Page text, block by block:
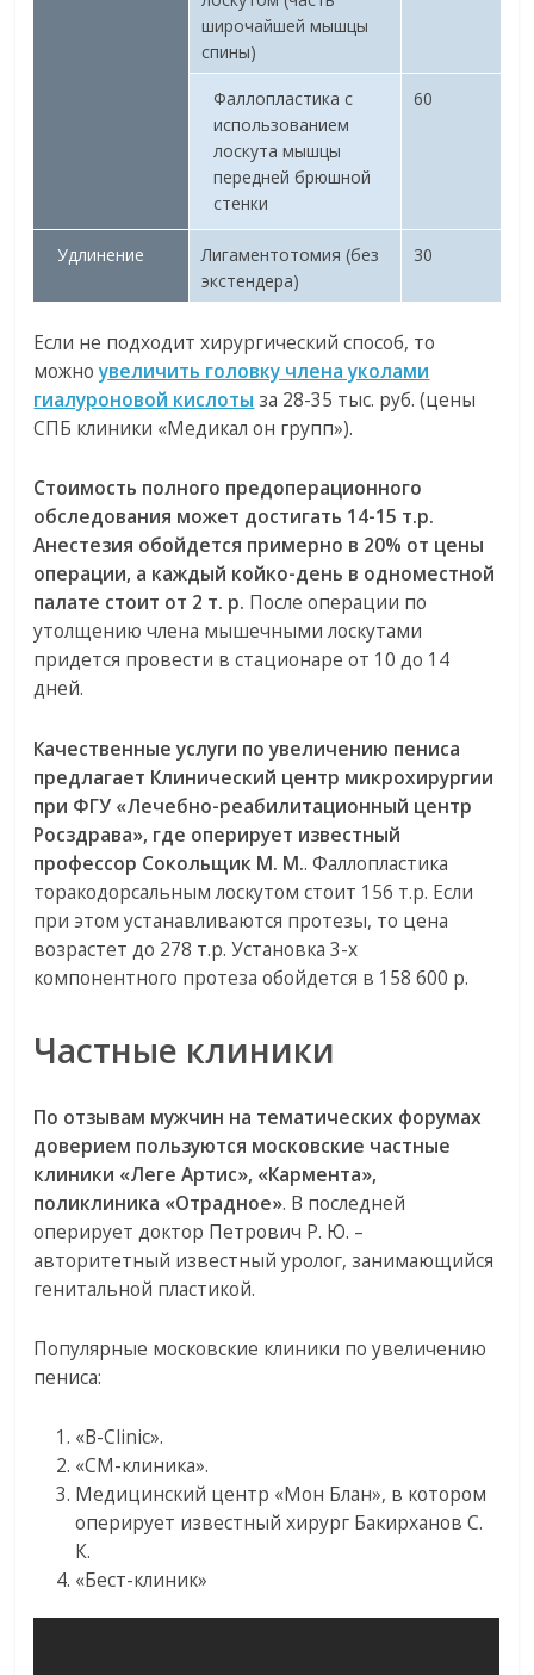
широчайшей мышцы
спины)
Фаллопластика с
использованием
лоскута мышцы
передней брюшной
стенки
60
Удлинение
Лигаментотомия (без
экстендера)
30
Если не подходит хирургический способ, то
можноувеличить головку члена уколами
гиалуроновой кислоты за 28-35 тыс. руб. (цены
СПБ клиники «Медикал он групп»).
Стоимость полного предоперационного
обследования может достигать 14-15 т.р.
Анестезия обойдется примерно в 20% от цены
операции, а каждый койко-день в одноместной
палате стоит от 2 т. р. После операции по
утолщению члена мышечными лоскутами
придется провести в стационаре от 10 до 14
дней.
Качественные услуги по увеличению пениса
предлагает Клинический центр микрохирургии
при ФГУ «Лечебно-реабилитационный центр
Росздрава», где оперирует известный
профессор Сокольщик М. М.. Фаллопластика
торакодорсальным лоскутом стоит 156 т.р. Если
при этом устанавливаются протезы, то цена
возрастет до 278 т.р. Установка 3-х
компонентного протеза обойдется в 158 600 р.
Частные клиники
По отзывам мужчин на тематических форумах
доверием пользуются московские частные
клиники «Леге Артис», «Кармента»,
поликлиника «Отрадное». В последней
оперирует доктор Петрович Р. Ю. –
авторитетный известный уролог, занимающийся
генитальной пластикой.
Популярные московские клиники по увеличению
пениса:
«B-Clinic».
«СМ-клиника».
Медицинский центр «Мон Блан», в котором
оперирует известный хирург Бакирханов С.
К.
«Бест-клиник»